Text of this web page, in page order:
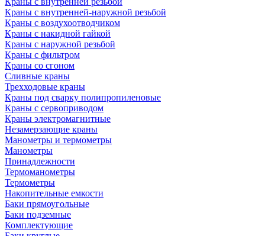
Краны с внутренней-наружной резьбой
Краны с воздухоотводчиком
Краны с накидной гайкой
Краны с наружной резьбой
Краны с фильтром
Краны со сгоном
Сливные краны
Трехходовые краны
Краны под сварку полипропиленовые
Краны с сервоприводом
Краны электромагнитные
Незамерзающие краны
Манометры и термометры
Манометры
Принадлежности
Термоманометры
Термометры
Накопительные емкости
Баки прямоугольные
Баки подземные
Комплектующие